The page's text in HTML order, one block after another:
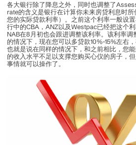
各大银行除了降息之外，同时也调整了
rate的含义是银行在计算你未来房贷利息时
您的实际贷款利率）。之前这个利率一般设
行中的CBA，ANZ以及Westpac已经把这个
NAB在8月初也会跟进调整该利率。该利率
的情况下，现在您可以多贷款10%-15%左右
也就是说在同样的情况下，和之前相比，您
的收入水平不足以支撑您购买心仪的房子，
事情就可以操作了。